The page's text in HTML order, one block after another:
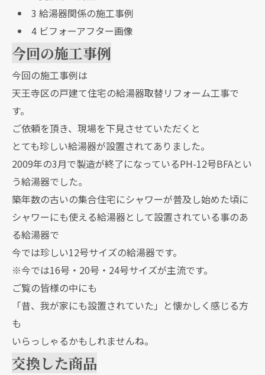
3 給湯器関係の施工事例
4ビフォーアフター画像
今回の施工事例
今回の施工事例は
天王寺区の戸建て住宅の給湯器取替リフォーム工事で
す。
ご依頼を頂き、現場を下見させていただくと
とても珍しい給湯器が設置されてありました。
2009年の3月で製造が終了になっているPH-12号BFAとい
う給湯器でした。
築年数の古いの集合住宅にシャワーが普及し始めた頃に
シャワーにも使える給湯器として設置されている事のあ
る給湯器で
今では珍しい12号サイズの給湯器です。
※今では16号・20号・24号サイズが主流です。
ご覧の皆様の中にも
「昔、我が家にも設置されていた」と懐かしく感じる方
も
いらっしゃるかもしれませんね。
交換した商品